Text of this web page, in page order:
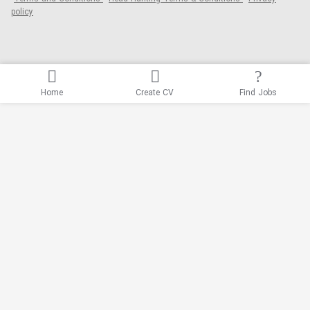
policy
Home Create CV Find Jobs